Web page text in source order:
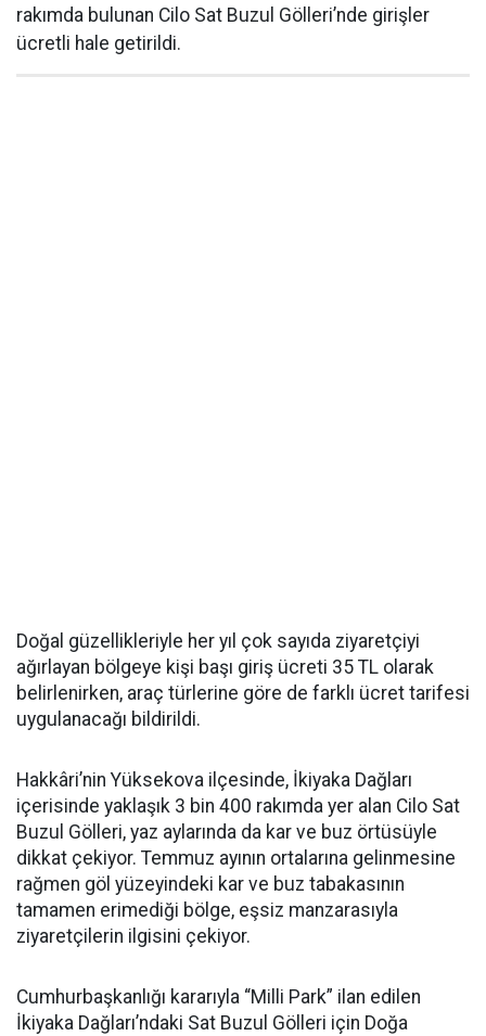
rakımda bulunan Cilo Sat Buzul Gölleri’nde girişler
ücretli hale getirildi.
Doğal güzellikleriyle her yıl çok sayıda ziyaretçiyi
ağırlayan bölgeye kişi başı giriş ücreti 35 TL olarak
belirlenirken, araç türlerine göre de farklı ücret tarifesi
uygulanacağı bildirildi.
Hakkâri’nin Yüksekova ilçesinde, İkiyaka Dağları
içerisinde yaklaşık 3 bin 400 rakımda yer alan Cilo Sat
Buzul Gölleri, yaz aylarında da kar ve buz örtüsüyle
dikkat çekiyor. Temmuz ayının ortalarına gelinmesine
rağmen göl yüzeyindeki kar ve buz tabakasının
tamamen erimediği bölge, eşsiz manzarasıyla
ziyaretçilerin ilgisini çekiyor.
Cumhurbaşkanlığı kararıyla “Milli Park” ilan edilen
İkiyaka Dağları’ndaki Sat Buzul Gölleri için Doğa